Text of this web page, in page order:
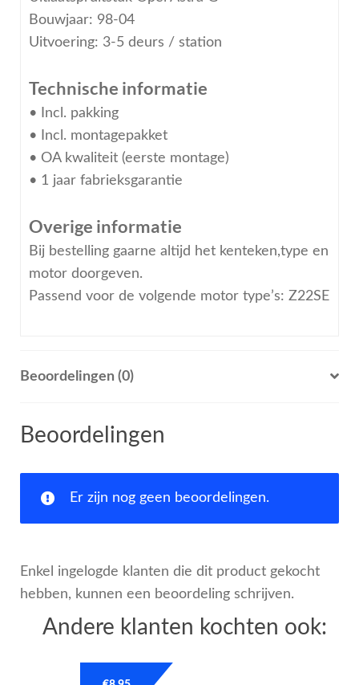
Bouwjaar: 98-04
Uitvoering: 3-5 deurs / station
Technische informatie
• Incl. pakking
• Incl. montagepakket
• OA kwaliteit (eerste montage)
• 1 jaar fabrieksgarantie
Overige informatie
Bij bestelling gaarne altijd het kenteken,type en
motor doorgeven.
Passend voor de volgende motor type’s: Z22SE
Beoordelingen (0)
Beoordelingen
Er zijn nog geen beoordelingen.
Enkel ingelogde klanten die dit product gekocht
hebben, kunnen een beoordeling schrijven.
Andere klanten kochten ook: